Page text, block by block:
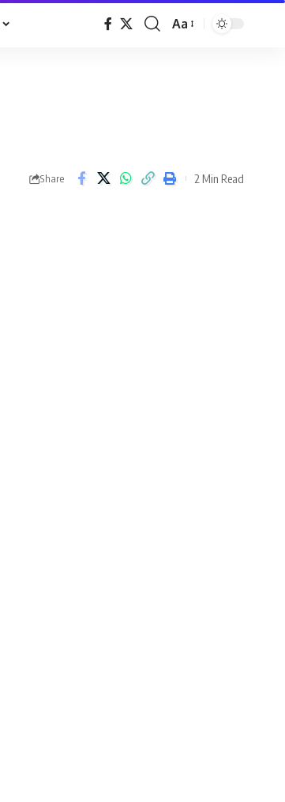
Aa
Share 2 Min Read